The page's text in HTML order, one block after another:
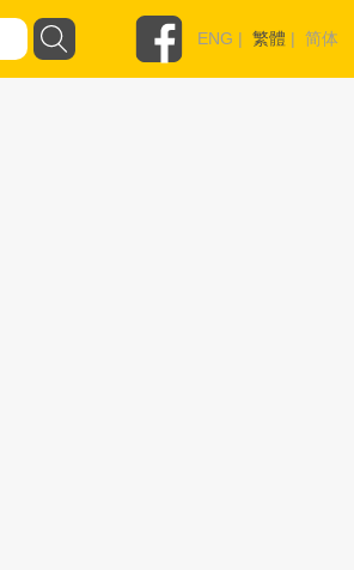
ENG | 繁體 | 简体